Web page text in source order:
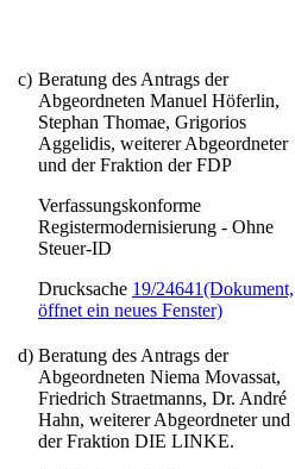
c) Beratung des Antrags der
Abgeordneten Manuel Höferlin,
Stephan Thomae, Grigorios
Aggelidis, weiterer Abgeordneter
und der Fraktion der FDP
Verfassungskonforme
Registermodernisierung - Ohne
Steuer-ID
Drucksache 19/24641(Dokument,
öffnet ein neues Fenster)
d) Beratung des Antrags der
Abgeordneten Niema Movassat,
Friedrich Straetmanns, Dr. André
Hahn, weiterer Abgeordneter und
der Fraktion DIE LINKE.